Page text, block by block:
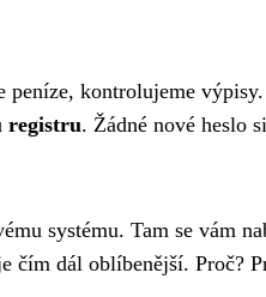
peníze, kontrolujeme
registru. Žádné nové heslo si
systému. Tam se vám
čím dál oblíbenější. Proč?